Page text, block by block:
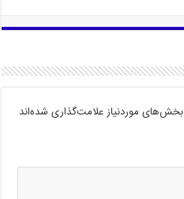
بخش‌های موردنیاز علامت‌گذاری شده‌اند